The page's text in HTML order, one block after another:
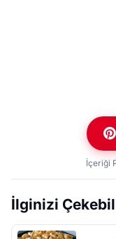
İçeriği
İlginizi